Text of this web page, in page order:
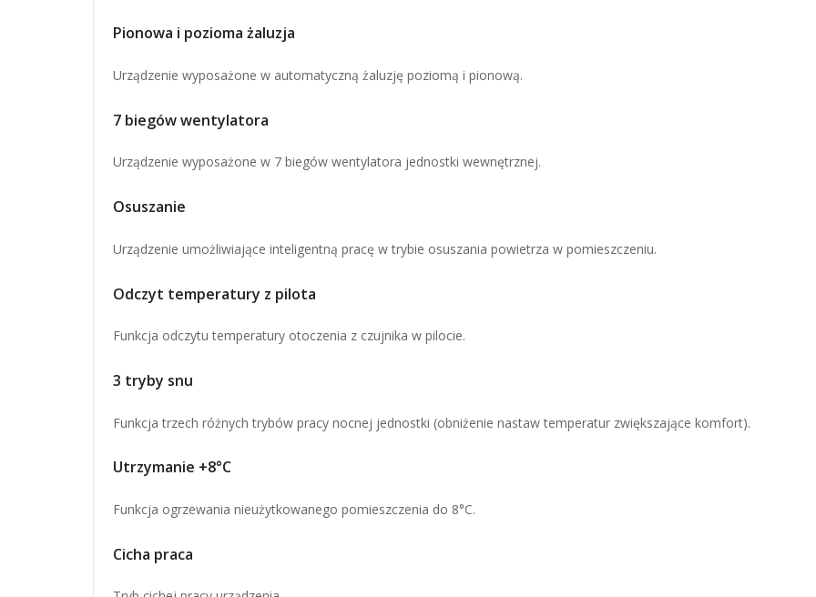
Pionowa i pozioma żaluzja
Urządzenie wyposażone w automatyczną żaluzję poziomą i pionową.
7 biegów wentylatora
Urządzenie wyposażone w 7 biegów wentylatora jednostki wewnętrznej.
Osuszanie
Urządzenie umożliwiające inteligentną pracę w trybie osuszania powietrza w pomieszczeniu.
Odczyt temperatury z pilota
Funkcja odczytu temperatury otoczenia z czujnika w pilocie.
3 tryby snu
Funkcja trzech różnych trybów pracy nocnej jednostki (obniżenie nastaw temperatur zwiększające komfort).
Utrzymanie +8°C
Funkcja ogrzewania nieużytkowanego pomieszczenia do 8°C.
Cicha praca